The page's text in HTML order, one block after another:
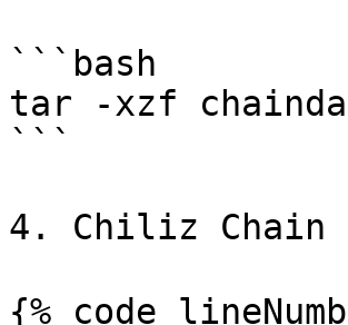
```bash
tar -xzf
```
4. Chiliz Chain
{% code